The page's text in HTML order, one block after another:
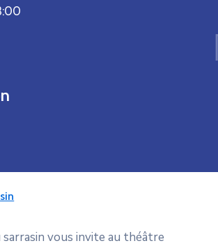
sarrasin vous invite au théâtre